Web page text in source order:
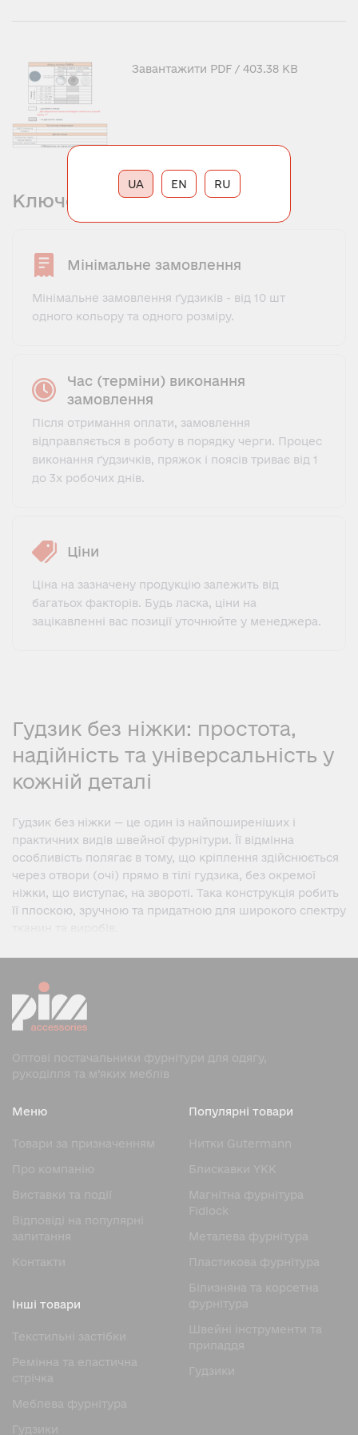
Завантажити PDF / 403.38 KB
Ключова інформація
Мінімальне замовлення
Мінімальне замовлення ґудзиків - від 10 шт
одного кольору та одного розміру.
Час (терміни) виконання
замовлення
Після отримання оплати, замовлення
відправляється в роботу в порядку черги. Процес
виконання ґудзичків, пряжок і поясів триває від 1
до 3х робочих днів.
Ціни
Ціна на зазначену продукцію залежить від
багатьох факторів. Будь ласка, ціни на
зацікавленні вас позиції уточнюйте у менеджера.
Гудзик без ніжки: простота,
надійність та універсальність у
кожній деталі
Гудзик без ніжки — це один із найпоширеніших і
практичних видів швейної фурнітури. Її відмінна
особливість полягає в тому, що кріплення здійснюється
через отвори (очі) прямо в тілі гудзика, без окремої
ніжки, що виступає, на звороті. Така конструкція робить
її плоскою, зручною та придатною для широкого спектру
до верхнього, а також у текстилі, аксесуарах та
декоративних проектах.
Конструкція та особливості
форми
додаткового елемента для пришивання. Нитка
центрі або ближче до країв.
Типові характеристики:
Кількість отворів: 2 або 4 — для рівномірного
Форма: найчастіше кругла, але зустрічаються
Товщина: від 1 до 5 мм, залежно від матеріалу та
Діаметр: від 8 до 35 мм.
Завдяки плоскій формі, гудзик без ніжки не випирає на
тканини і створює акуратний, мінімалістичний вигляд.
Матеріали виготовлення
Оптові постачальники фурнітури для одягу,
рукоділля та м’яких меблів
Меню
Товари за призначенням
Про компанію
Виставки та події
Відповіді на популярні
запитання
Контакти
Популярні товари
Нитки Gutermann
Блискавки YKK
Магнітна фурнітура
Fidlock
Металева фурнітура
Пластикова фурнітура
Білизняна та корсетна
фурнітура
Швейні інструменти та
приладдя
Гудзики
Інші товари
Текстильні застібки
Ремінна та еластична
стрічка
Меблева фурнітура
Гудзики
RU
UA EN